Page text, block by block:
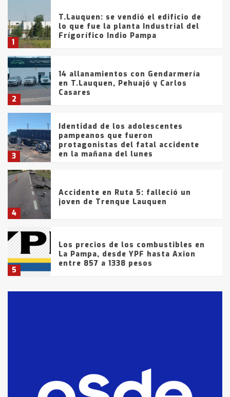
1
T.Lauquen: se vendió el edificio de
lo que fue la planta Industrial del
Frígorífico Indio Pampa
2
14 allanamientos con Gendarmería
en T.Lauquen, Pehuajó y Carlos
Casares
3
Identidad de los adolescentes
pampeanos que fueron
protagonistas del fatal accidente
en la mañana del lunes
4
Accidente en Ruta 5: falleció un
joven de Trenque Lauquen
5
Los precios de los combustibles en
La Pampa, desde YPF hasta Axion
entre 857 a 1338 pesos
fueron detenidos por
comercialización de drogas en la
tarde del sábado